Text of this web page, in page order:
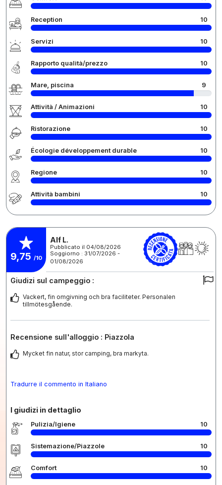
Reception 10
Servizi 10
Rapporto qualità/prezzo 10
Mare, piscina 9
Attività / Animazioni 10
Ristorazione 10
Écologie développement durable 10
Regione 10
Attività bambini 10
9,75 /10
Alf L.
Pubblicato il 04/08/2026
Soggiorno : 31/07/2026 -
01/08/2026
Giudizi sul campeggio :
Vackert, fin omgivning och bra faciliteter. Personalen
tillmötesgående.
Recensione sull'alloggio : Piazzola
Mycket fin natur, stor camping, bra markyta.
Tradurre il commento in Italiano
I giudizi in dettaglio
Pulizia/Igiene 10
Sistemazione/Piazzole 10
Comfort 10